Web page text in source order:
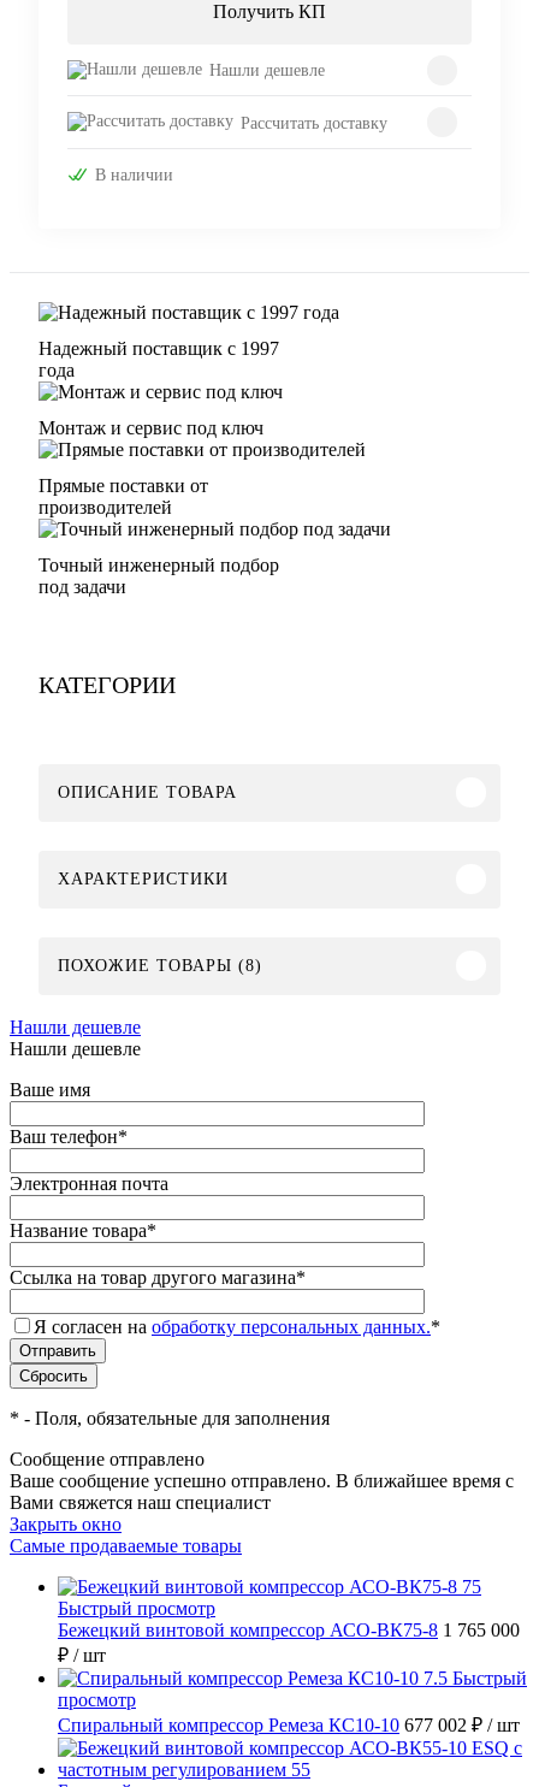
Получить КП
Нашли дешевле
Рассчитать доставку
В наличии
Надежный поставщик с 1997
года
Монтаж и сервис под ключ
Прямые поставки от
производителей
Точный инженерный подбор
под задачи
КАТЕГОРИИ
ОПИСАНИЕ ТОВАРА
ХАРАКТЕРИСТИКИ
ПОХОЖИЕ ТОВАРЫ (8)
Нашли дешевле
Нашли дешевле
Ваше имя
Ваш телефон*
Электронная почта
Название товара*
Ссылка на товар другого магазина*
Я согласен на обработку персональных данных.*
* - Поля, обязательные для заполнения
Сообщение отправлено
Ваше сообщение успешно отправлено. В ближайшее время с
Вами свяжется наш специалист
Закрыть окно
Самые продаваемые товары
Быстрый просмотр
Бежецкий винтовой компрессор АСО-ВК75-8 1 765 000
₽ / шт
Быстрый
просмотр
Спиральный компрессор Ремеза КС10-10 677 002 ₽ / шт